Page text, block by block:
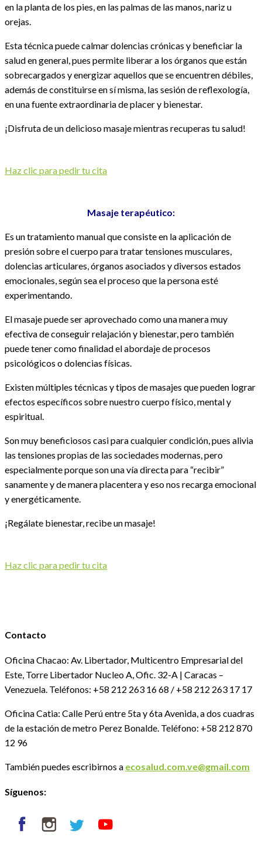
en la planta de los pies, en las palmas de las manos, nariz u
orejas.
Esta técnica puede calmar dolencias crónicas y beneficiar la
salud en general, pues permite liberar a los órganos que están
sobrecargados y energizar aquellos que se encuentren débiles,
además de constituirse en sí misma, las sesión de reflexología,
en una fuente extraordinaria de placer y bienestar.
¡Disfruta de un delicioso masaje mientras recuperas tu salud!
Haz clic para pedir tu cita
Masaje terapéutico:
Es un tratamiento manual que consiste en la aplicación de
presión sobre el cuerpo para tratar tensiones musculares,
dolencias articulares, órganos asociados y diversos estados
emocionales, según sea el proceso que la persona esté
experimentando.
El masaje puede ser aprovechado como una manera muy
efectiva de conseguir relajación y bienestar, pero también
puede tener como finalidad el abordaje de procesos
psicológicos o dolencias físicas.
Existen múltiples técnicas y tipos de masajes que pueden lograr
efectos específicos sobre nuestro cuerpo físico, mental y
espiritual.
Son muy beneficiosos casi para cualquier condición, pues alivia
las tensiones propias de las sociedades modernas, pero
especialmente porque son una vía directa para “recibir”
sanamente y de manera placentera y eso nos recarga emocional
y energéticamente.
¡Regálate bienestar, recibe un masaje!
Haz clic para pedir tu cita
Contacto
Oficina Chacao: Av. Libertador, Multicentro Empresarial del
Este, Torre Libertador Nucleo A, Ofic. 32-A | Caracas –
Venezuela. Teléfonos: +58 212 263 16 68 / +58 212 263 17 17
Oficina Catia: Calle Perú entre 5ta y 6ta Avenida, a dos cuadras
de la estación de metro Perez Bonalde. Teléfono: +58 212 870
12 96
También puedes escribirnos a ecosalud.com.ve@gmail.com
Síguenos: